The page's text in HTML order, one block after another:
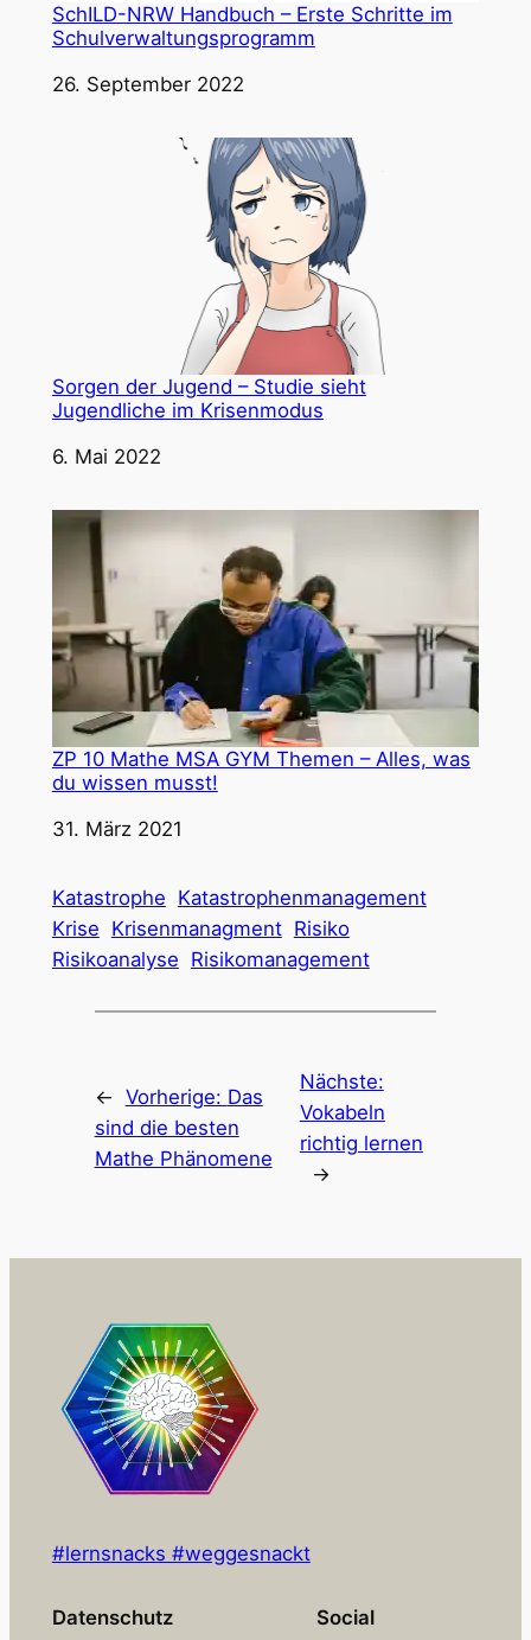
SchILD-NRW Handbuch – Erste Schritte im
Schulverwaltungsprogramm
Datum
26. September 2022
Sorgen der Jugend – Studie sieht
Jugendliche im Krisenmodus
Datum
6. Mai 2022
ZP 10 Mathe MSA GYM Themen – Alles, was
du wissen musst!
Datum
31. März 2021
Katastrophe Katastrophenmanagement
Krise Krisenmanagment Risiko
Risikoanalyse Risikomanagement
← Vorherige: Das
sind die besten
Mathe Phänomene
Nächste:
Vokabeln
richtig lernen
→
#lernsnacks #weggesnackt
Datenschutz Social